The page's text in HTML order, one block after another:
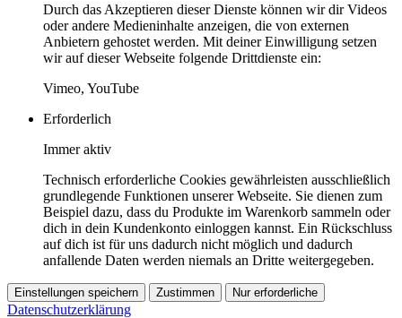
Durch das Akzeptieren dieser Dienste können wir dir Videos
oder andere Medieninhalte anzeigen, die von externen
Anbietern gehostet werden. Mit deiner Einwilligung setzen
wir auf dieser Webseite folgende Drittdienste ein:
Vimeo, YouTube
Erforderlich
Immer aktiv
Technisch erforderliche Cookies gewährleisten ausschließlich
grundlegende Funktionen unserer Webseite. Sie dienen zum
Beispiel dazu, dass du Produkte im Warenkorb sammeln oder
dich in dein Kundenkonto einloggen kannst. Ein Rückschluss
auf dich ist für uns dadurch nicht möglich und dadurch
anfallende Daten werden niemals an Dritte weitergegeben.
Einstellungen speichern Zustimmen Nur erforderliche
Datenschutzerklärung